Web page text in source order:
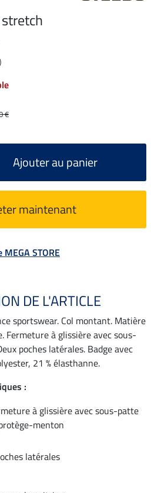
€
Ajouter au panier
maintenant
STORE
DE L'ARTICLE
sportswear. Col montant. Matière
Fermeture à glissière avec sous-
poches latérales. Badge avec
21 % élasthanne.
:
à glissière avec sous-patte
menton
latérales